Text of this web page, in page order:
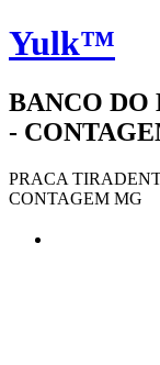
Yulk™
BANCO DO
-
PRACA
CONTAGEM MG